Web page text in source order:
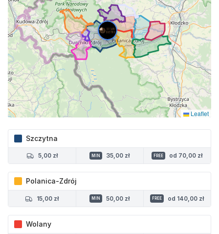
Leaflet
Szczytna
5,00 zł MIN 35,00 zł FREE od 70,00 zł
Polanica-Zdrój
15,00 zł MIN 50,00 zł FREE od 140,00 zł
Wolany